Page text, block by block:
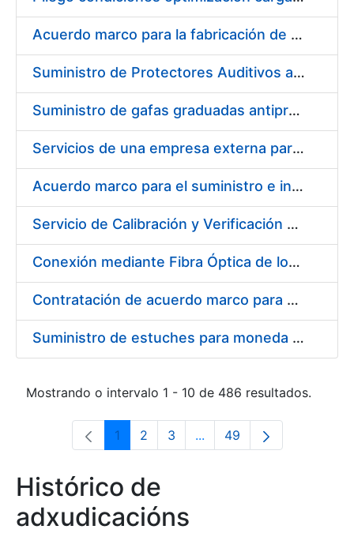
Mostrar/Ocultar
Acuerdo marco para la fabricación de piezas
Suministro de Protectores Auditivos a medida para las personas trabajadoras de los Centros de Trabajo de Madrid y Burgos
Suministro de gafas graduadas antiproyecciones para los trabajadores de la FNMT-RCM en los centros de trabajo de Madrid y Burgos
Servicios de una empresa externa para el asesoramiento y resolución de los recursos de alzada que se presentan relacionados con procesos de selección para la FNMT-RCM
Acuerdo marco para el suministro e instalación de persianas, estores y otros complementos
Servicio de Calibración y Verificación Externa de los Equipos de Medición del Servicio de Prevención de la FNMT-RCM
Conexión mediante Fibra Óptica de los Centros de Proceso de Datos (CPDs) de las sedes de la FNMT-RCM de Burgos y Madrid
Contratación de acuerdo marco para el Suministro de Material de Electricidad para la Fábrica Nacional de Moneda y Timbre-Real Casa de la Moneda en su centro de trabajo de Burgos
Suministro de estuches para moneda de 30 €
Mostrando o intervalo 1 - 10 de 486 resultados.
Páxina
1 Páxina
2 Páxina
3 ...Páxinas intermedias Use
Páxina
49
Histórico de
adxudicacións